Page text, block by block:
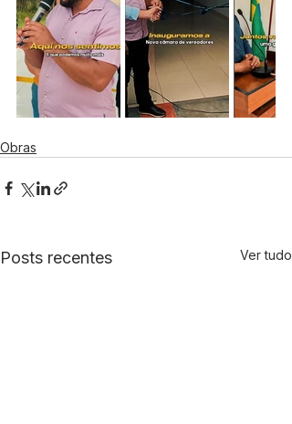
Obras
Posts recentes Ver tudo